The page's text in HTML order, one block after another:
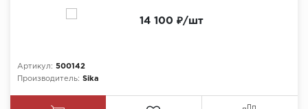
Артикул: 500142
Производитель: Sika
14 100 ₽/шт